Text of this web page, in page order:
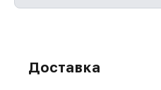
Доставка